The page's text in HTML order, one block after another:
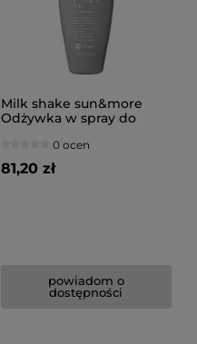
Milk shake sun&more
Odżywka w spray do
słonecznej 140ml
0 ocen
81,20 zł
powiadom o
dostępności